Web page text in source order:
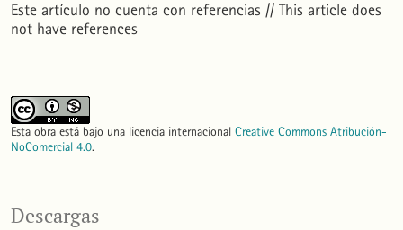
Este artículo no cuenta con referencias // This article does
not have references
Esta obra está bajo una licencia internacional Creative Commons Atribución-
NoComercial 4.0.
Descargas